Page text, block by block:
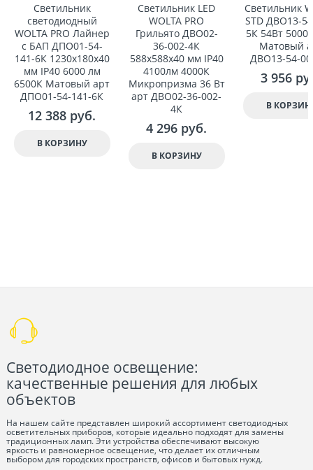
Светильник
светодиодный
WOLTA PRO Лайнер
с БАП ДПО01-54-
141-6К 1230x180x40
мм IP40 6000 лм
6500К Матовый арт
ДПО01-54-141-6К
12 388 руб.
В КОРЗИНУ
Светильник LED
WOLTA PRO
Грильято ДВО02-
36-002-4К
588x588x40 мм IP40
4100лм 4000К
Микропризма 36 Вт
арт ДВО02-36-002-
4К
4 296 руб.
В КОРЗИНУ
Светильник
STD ДВО13-
5К 54Вт
Матовый
ДВО13-54-
3 956
В
Светодиодное освещение:
качественные решения для любых
объектов
На нашем сайте представлен широкий ассортимент светодиодных
осветительных приборов, которые идеально подходят для замены
традиционных ламп. Эти устройства обеспечивают высокую
яркость и равномерное освещение, что делает их отличным
выбором для городских пространств, офисов и бытовых нужд.